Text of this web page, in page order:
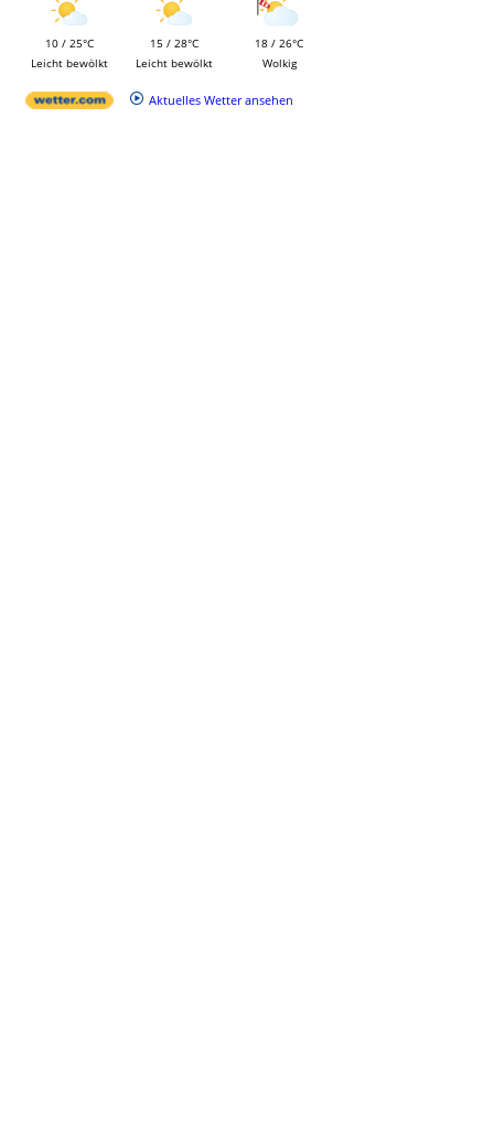
10 / 25°C
Leicht bewölkt
15 / 28°C
Leicht bewölkt
18 / 26°C
Wolkig
Aktuelles Wetter ansehen